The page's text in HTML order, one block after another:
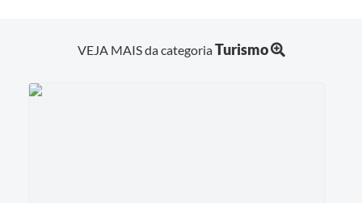
VEJA MAIS da categoriaTurismo